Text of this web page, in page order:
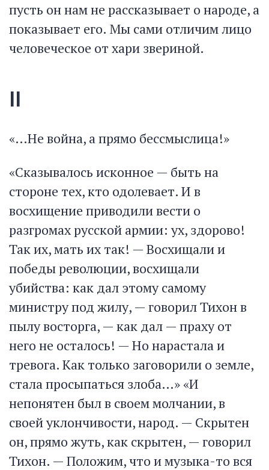
пусть он нам не рассказывает о народе, а
показывает его. Мы сами отличим лицо
человеческое от хари звериной.
II
«…Не война, а прямо бессмыслица!»
«Сказывалось исконное — быть на
стороне тех, кто одолевает. И в
восхищение приводили вести о
разгромах русской армии: ух, здорово!
Так их, мать их так! — Восхищали и
победы революции, восхищали
убийства: как дал этому самому
министру под жилу, — говорил Тихон в
пылу восторга, — как дал — праху от
него не осталось! — Но нарастала и
тревога. Как только заговорили о земле,
стала просыпаться злоба…» «И
непонятен был в своем молчании, в
своей уклончивости, народ. — Скрытен
он, прямо жуть, как скрытен, — говорил
Тихон. — Положим, что и музыка-то вся